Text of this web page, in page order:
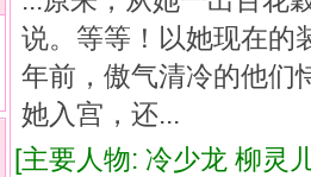
说。等等！以她现在的
年前，傲气清冷的他们
她入宫，还...
[主要人物: 冷少龙 柳